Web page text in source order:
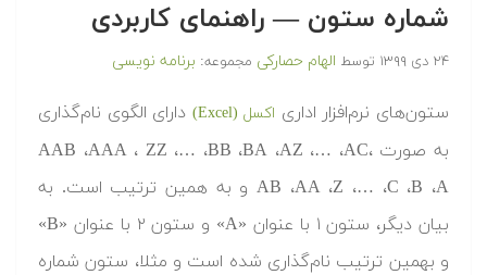
شماره ستون — راهنمای کاربردی
۲۴ دی ۱۳۹۹ توسط الهام حصارکی مجموعه: برنامه نویسی
ستون‌های نرم‌افزار اداری اکسل (Excel)
دارای الگوی نام‌گذاری
به صورت AAB ،AAA ، ZZ ،… ،BB ،BA ،AZ ،… ،AC،
AB ،AA ،Z ،… ،C ،B ،A و به همین ترتیب است. به
بیان دیگر، ستون ۱ با عنوان «A» و ستون ۲ با عنوان «B»
و بهمین ترتیب نام‌گذاری شده است و مثلا، ستون شماره